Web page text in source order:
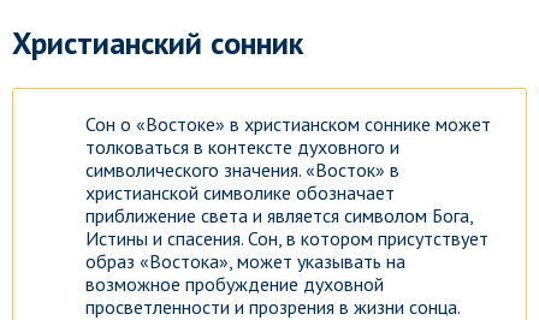
Христианский сонник
Сон о «Востоке» в христианском соннике может
толковаться в контексте духовного и
символического значения. «Восток» в
христианской символике обозначает
приближение света и является символом Бога,
Истины и спасения. Сон, в котором присутствует
образ «Востока», может указывать на
возможное пробуждение духовной
просветленности и прозрения в жизни сонца.